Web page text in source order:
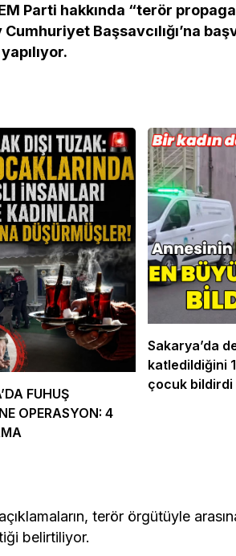
Parti hakkında “terör
Başsavcılığı’na
FUHUŞ
OPERASYON: 4
Sakarya’da
katledildiğini
çocuk bildirdi
terör örgütüyle
belirtiliyor.
ve
Bir Araya
Genel
“Şark